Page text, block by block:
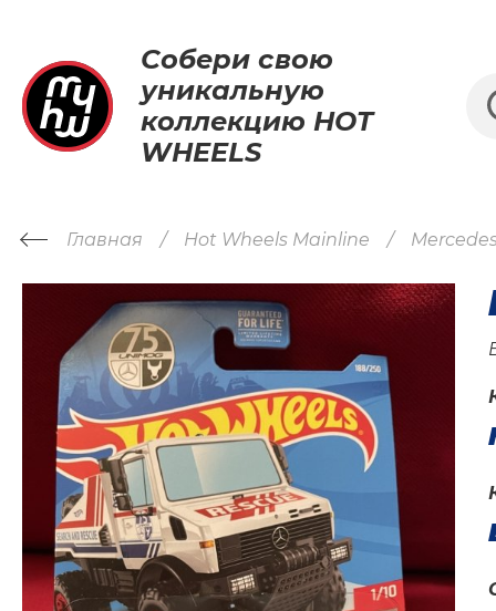
Собери свою
уникальную
коллекцию HOT
WHEELS
Главная Hot Wheels Mainline